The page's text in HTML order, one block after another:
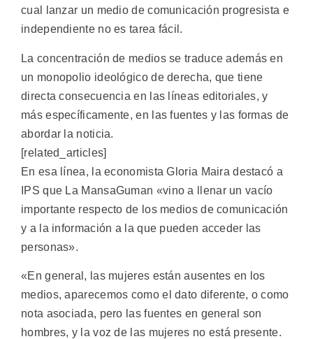
cual lanzar un medio de comunicación progresista e
independiente no es tarea fácil.
La concentración de medios se traduce además en
un monopolio ideológico de derecha, que tiene
directa consecuencia en las líneas editoriales, y
más específicamente, en las fuentes y las formas de
abordar la noticia.
[related_articles]
En esa línea, la economista Gloria Maira destacó a
IPS que La MansaGuman «vino a llenar un vacío
importante respecto de los medios de comunicación
y a la información a la que pueden acceder las
personas».
«En general, las mujeres están ausentes en los
medios, aparecemos como el dato diferente, o como
nota asociada, pero las fuentes en general son
hombres, y la voz de las mujeres no está presente.